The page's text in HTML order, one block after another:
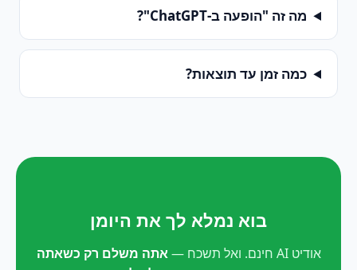
מה זה "הופעה ב-ChatGPT"?
כמה זמן עד תוצאות?
בוא נמלא לך את היומן
אודיט AI חינם. ואל תשכח —
אתה משלם רק כשאתה